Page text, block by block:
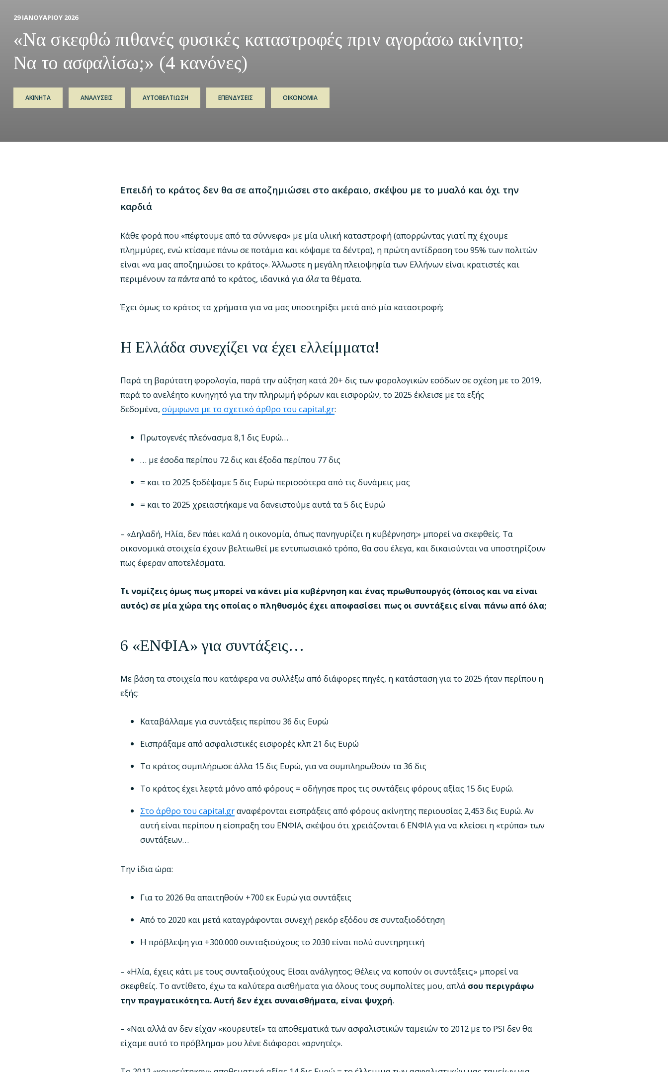
29 ΙΑΝΟΥΑΡΙΟΥ 2026
«Να σκεφθώ πιθανές φυσικές καταστροφές πριν αγοράσω ακίνητο;
Να το ασφαλίσω;» (4 κανόνες)
ΑΚΙΝΗΤΑ ΑΝΑΛΥΣΕΙΣ ΑΥΤΟΒΕΛΤΙΩΣΗ ΕΠΕΝΔΥΣΕΙΣ ΟΙΚΟΝΟΜΙΑ
Επειδή το κράτος δεν θα σε αποζημιώσει στο ακέραιο, σκέψου με το μυαλό και όχι την
καρδιά
Κάθε φορά που «πέφτουμε από τα σύννεφα» με μία υλική καταστροφή (απορρώντας γιατί πχ έχουμε
πλημμύρες, ενώ κτίσαμε πάνω σε ποτάμια και κόψαμε τα δέντρα), η πρώτη αντίδραση του 95% των πολιτών
είναι «να μας αποζημιώσει το κράτος». Άλλωστε η μεγάλη πλειοψηφία των Ελλήνων είναι κρατιστές και
περιμένουν τα πάντααπό το κράτος, ιδανικά γιαόλατα θέματα.
Έχει όμως το κράτος τα χρήματα για να μας υποστηρίξει μετά από μία καταστροφή;
Η Ελλάδα συνεχίζει να έχει ελλείμματα!
Παρά τη βαρύτατη φορολογία, παρά την αύξηση κατά 20+ δις των φορολογικών εσόδων σε σχέση με το 2019,
παρά το ανελέητο κυνηγητό για την πληρωμή φόρων και εισφορών, το 2025 έκλεισε με τα εξής
δεδομένα, σύμφωνα με το σχετικό άρθρο του capital.gr:
Πρωτογενές πλεόνασμα 8,1 δις Ευρώ…
… με έσοδα περίπου 72 δις και έξοδα περίπου 77 δις
= και το 2025 ξοδέψαμε 5 δις Ευρώ περισσότερα από τις δυνάμεις μας
= και το 2025 χρειαστήκαμε να δανειστούμε αυτά τα 5 δις Ευρώ
– «Δηλαδή, Ηλία, δεν πάει καλά η οικονομία, όπως πανηγυρίζει η κυβέρνηση;» μπορεί να σκεφθείς. Τα
οικονομικά στοιχεία έχουν βελτιωθεί με εντυπωσιακό τρόπο, θα σου έλεγα, και δικαιούνται να υποστηρίζουν
πως έφεραν αποτελέσματα.
Τι νομίζεις όμως πως μπορεί να κάνει μία κυβέρνηση και ένας πρωθυπουργός (όποιος και να είναι
αυτός) σε μία χώρα της οποίας ο πληθυσμός έχει αποφασίσει πως οι συντάξεις είναι πάνω από όλα;
6 «ΕΝΦΙΑ» για συντάξεις…
Με βάση τα στοιχεία που κατάφερα να συλλέξω από διάφορες πηγές, η κατάσταση για το 2025 ήταν περίπου η
εξής:
Καταβάλλαμε για συντάξεις περίπου 36 δις Ευρώ
Εισπράξαμε από ασφαλιστικές εισφορές κλπ 21 δις Ευρώ
Το κράτος συμπλήρωσε άλλα 15 δις Ευρώ, για να συμπληρωθούν τα 36 δις
Το κράτος έχει λεφτά μόνο από φόρους = οδήγησε προς τις συντάξεις φόρους αξίας 15 δις Ευρώ.
Στο άρθρο του capital.grαναφέρονται εισπράξεις από φόρους ακίνητης περιουσίας 2,453 δις Ευρώ. Αν
αυτή είναι περίπου η είσπραξη του ΕΝΦΙΑ, σκέψου ότι χρειάζονται 6 ΕΝΦΙΑ για να κλείσει η «τρύπα» των
συντάξεων…
Την ίδια ώρα:
Για το 2026 θα απαιτηθούν +700 εκ Ευρώ για συντάξεις
Από το 2020 και μετά καταγράφονται συνεχή ρεκόρ εξόδου σε συνταξιοδότηση
Η πρόβλεψη για +300.000 συνταξιούχους το 2030 είναι πολύ συντηρητική
– «Ηλία, έχεις κάτι με τους συνταξιούχους; Είσαι ανάλγητος; Θέλεις να κοπούν οι συντάξεις;» μπορεί να
σκεφθείς. Το αντίθετο, έχω τα καλύτερα αισθήματα για όλους τους συμπολίτες μου, απλά σου περιγράφω
την πραγματικότητα. Αυτή δεν έχει συναισθήματα, είναι ψυχρή.
– «Ναι αλλά αν δεν είχαν «κουρευτεί» τα αποθεματικά των ασφαλιστικών ταμειών το 2012 με το PSI δεν θα
είχαμε αυτό το πρόβλημα» μου λένε διάφοροι «αρνητές».